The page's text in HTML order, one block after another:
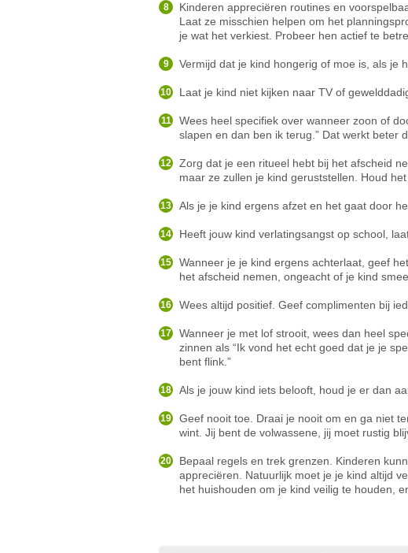
Kinderen appreciëren routines en
Laat ze misschien helpen om het
je wat het verkiest. Probeer hen actief te
Vermijd dat je kind hongerig of moe is, als je
Laat je kind niet kijken naar TV of
Wees heel specifiek over wanneer zoon of
slapen en dan ben ik terug.” Dat werkt beter
Zorg dat je een ritueel hebt bij het afscheid
maar ze zullen je kind geruststellen. Houd
Als je je kind ergens afzet en het gaat door
Heeft jouw kind verlatingsangst op school,
Wanneer je je kind ergens achterlaat, geef
het afscheid nemen, ongeacht of je kind
Wees altijd positief. Geef complimenten bij
Wanneer je met lof strooit, wees dan heel
zinnen als “Ik vond het echt goed dat je je
bent flink.”
Als je jouw kind iets belooft, houd je er dan
Geef nooit toe. Draai je nooit om en ga niet
wint. Jij bent de volwassene, jij moet rustig
Bepaal regels en trek grenzen. Kinderen
appreciëren. Natuurlijk moet je je kind altijd
het huishouden om je kind veilig te houden,